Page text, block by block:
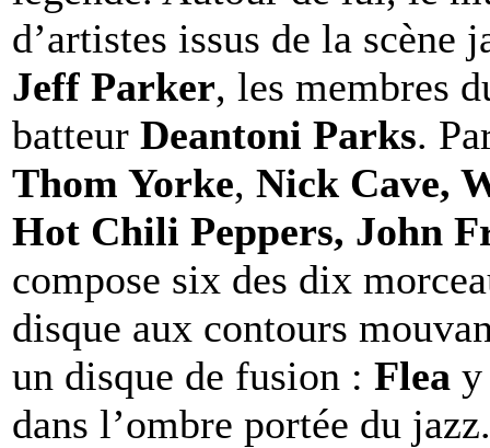
d’artistes issus de la
Jeff Parker, les membres
batteur Deantoni Parks.
Thom Yorke, Nick Cave,
Hot Chili Peppers, John
compose six des dix
disque aux contours
un disque de fusion : Flea y
dans l’ombre portée du jazz.